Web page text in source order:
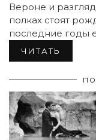
Вероне и
полках стоят
последние годы
ЧИТАТЬ